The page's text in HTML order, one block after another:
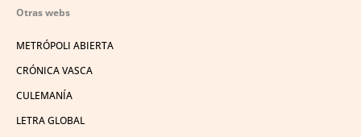
Otras webs
METRÓPOLI ABIERTA
CRÓNICA VASCA
CULEMANÍA
LETRA GLOBAL